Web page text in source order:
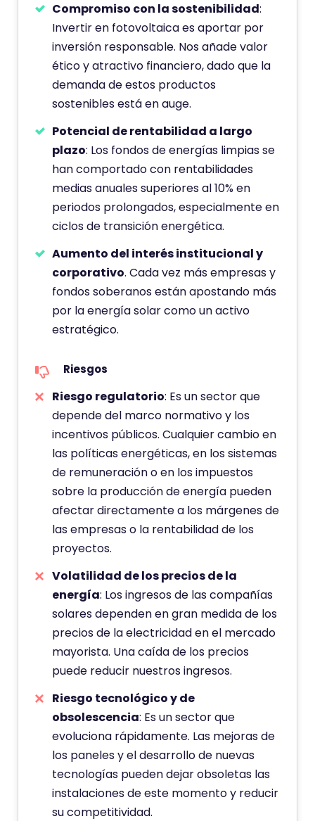
Compromiso con la sostenibilidad:
Invertir en fotovoltaica es aportar por
inversión responsable. Nos añade valor
ético y atractivo financiero, dado que la
demanda de estos productos
sostenibles está en auge.
Potencial de rentabilidad a largo
plazo: Los fondos de energías limpias se
han comportado con rentabilidades
medias anuales superiores al 10% en
periodos prolongados, especialmente en
ciclos de transición energética.
Aumento del interés institucional y
corporativo. Cada vez más empresas y
fondos soberanos están apostando más
por la energía solar como un activo
estratégico.
Riesgos
Riesgo regulatorio: Es un sector que
depende del marco normativo y los
incentivos públicos. Cualquier cambio en
las políticas energéticas, en los sistemas
de remuneración o en los impuestos
sobre la producción de energía pueden
afectar directamente a los márgenes de
las empresas o la rentabilidad de los
proyectos.
Volatilidad de los precios de la
energía: Los ingresos de las compañías
solares dependen en gran medida de los
precios de la electricidad en el mercado
mayorista. Una caída de los precios
puede reducir nuestros ingresos.
Riesgo tecnológico y de
obsolescencia: Es un sector que
evoluciona rápidamente. Las mejoras de
los paneles y el desarrollo de nuevas
tecnologías pueden dejar obsoletas las
instalaciones de este momento y reducir
su competitividad.